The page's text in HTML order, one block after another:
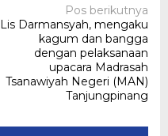
Pos berikutnya
Lis Darmansyah, mengaku
kagum dan bangga
dengan pelaksanaan
upacara Madrasah
Tsanawiyah Negeri (MAN)
Tanjungpinang